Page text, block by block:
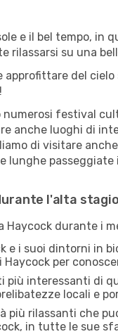
e il bel tempo,
rilassarsi su una
approfittare del
festival
anche luoghi di
di visitare
lunghe
l'alta
durante i
e i suoi dintorni in
per
più interessanti di
locali e
più rilassanti che
in tutte le sue